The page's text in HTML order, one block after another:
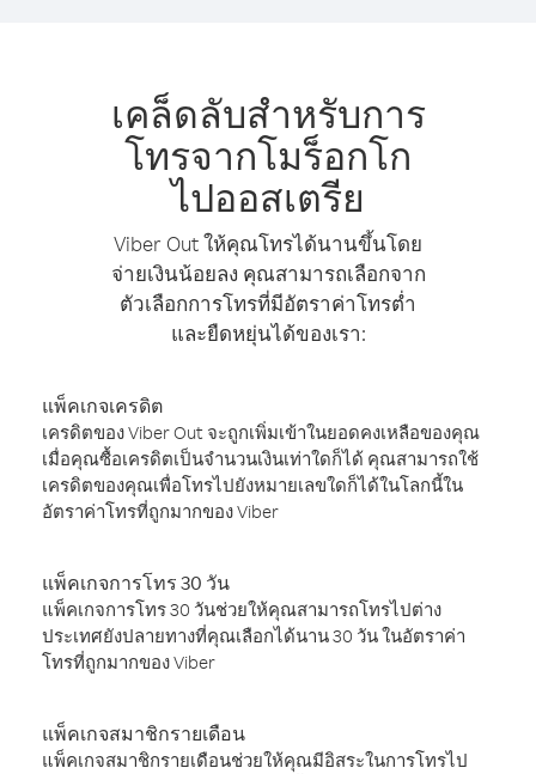
เคล็ดลับสำหรับการ
โทรจากโมร็อกโก
ไปออสเตรีย
Viber Out ให้คุณโทรได้นานขึ้นโดย
จ่ายเงินน้อยลง คุณสามารถเลือกจาก
ตัวเลือกการโทรที่มีอัตราค่าโทรต่ำ
และยืดหยุ่นได้ของเรา:
แพ็คเกจเครดิต
เครดิตของ Viber Out จะถูกเพิ่มเข้าในยอดคงเหลือของคุณ
เมื่อคุณซื้อเครดิตเป็นจำนวนเงินเท่าใดก็ได้ คุณสามารถใช้
เครดิตของคุณเพื่อโทรไปยังหมายเลขใดก็ได้ในโลกนี้ใน
อัตราค่าโทรที่ถูกมากของ Viber
แพ็คเกจการโทร 30 วัน
แพ็คเกจการโทร 30 วันช่วยให้คุณสามารถโทรไปต่าง
ประเทศยังปลายทางที่คุณเลือกได้นาน 30 วัน ในอัตราค่า
โทรที่ถูกมากของ Viber
แพ็คเกจสมาชิกรายเดือน
แพ็คเกจสมาชิกรายเดือนช่วยให้คุณมีอิสระในการโทรไป